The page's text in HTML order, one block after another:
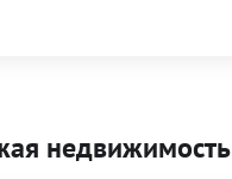
недвижимость